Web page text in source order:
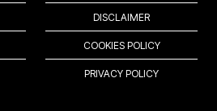
DISCLAIMER
COOKIES POLICY
PRIVACY POLICY